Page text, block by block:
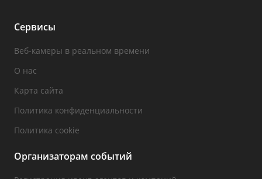
Сервисы
Веб-камеры в реальном времени
О нас
Карта сайта
Политика конфиденциальности
Политика cookie
Организаторам событий